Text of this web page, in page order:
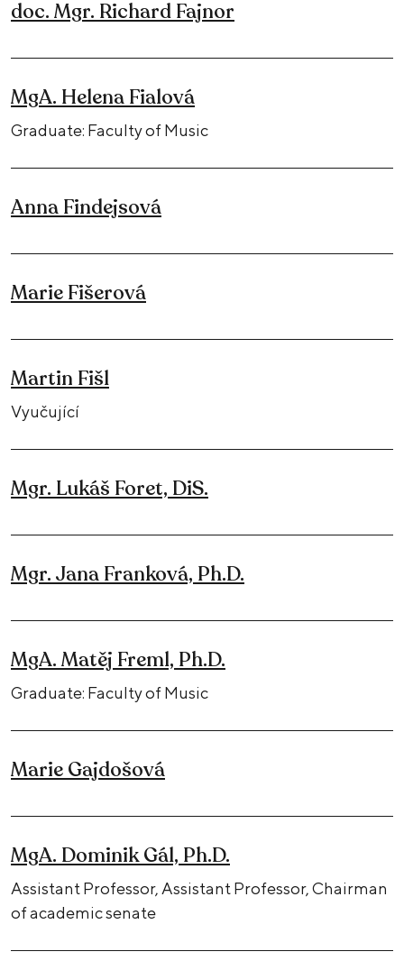
doc. Mgr. Richard Fajnor
MgA. Helena Fialová
Graduate: Faculty of Music
Anna Findejsová
Marie Fišerová
Martin Fišl
Vyučující
Mgr. Lukáš Foret, DiS.
Mgr. Jana Franková, Ph.D.
MgA. Matěj Freml, Ph.D.
Graduate: Faculty of Music
Marie Gajdošová
MgA. Dominik Gál, Ph.D.
Assistant Professor, Assistant Professor, Chairman
of academic senate